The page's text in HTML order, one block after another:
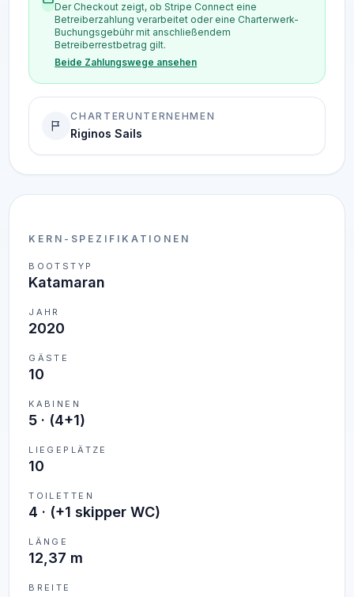
KERN-SPEZIFIKATIONEN
BOOTSTYP
Katamaran
JAHR
2020
GÄSTE
10
KABINEN
5 · (4+1)
LIEGEPLÄTZE
10
TOILETTEN
4 · (+1 skipper WC)
LÄNGE
12,37 m
BREITE
Der Checkout zeigt, ob Stripe Connect eine
Betreiberzahlung verarbeitet oder eine Charterwerk-
Buchungsgebühr mit anschließendem
Betreiberrestbetrag gilt.
Beide Zahlungswege ansehen
CHARTERUNTERNEHMEN
Riginos Sails